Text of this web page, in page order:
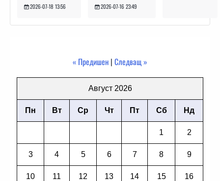
2026-07-18 13:56
2026-07-16 23:49
« Предишен | Следващ »
Август 2026
Пн Вт Ср Чт Пт Сб Нд
1 2
3 4 5 6 7 8 9
10 11 12 13 14 15 16